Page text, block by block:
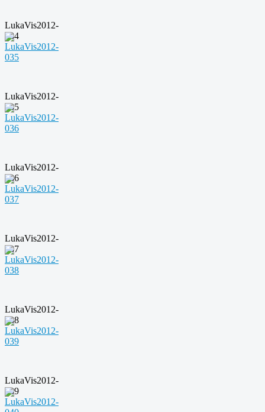
LukaVis2012-
034
LukaVis2012-
035
LukaVis2012-
036
LukaVis2012-
037
LukaVis2012-
038
LukaVis2012-
039